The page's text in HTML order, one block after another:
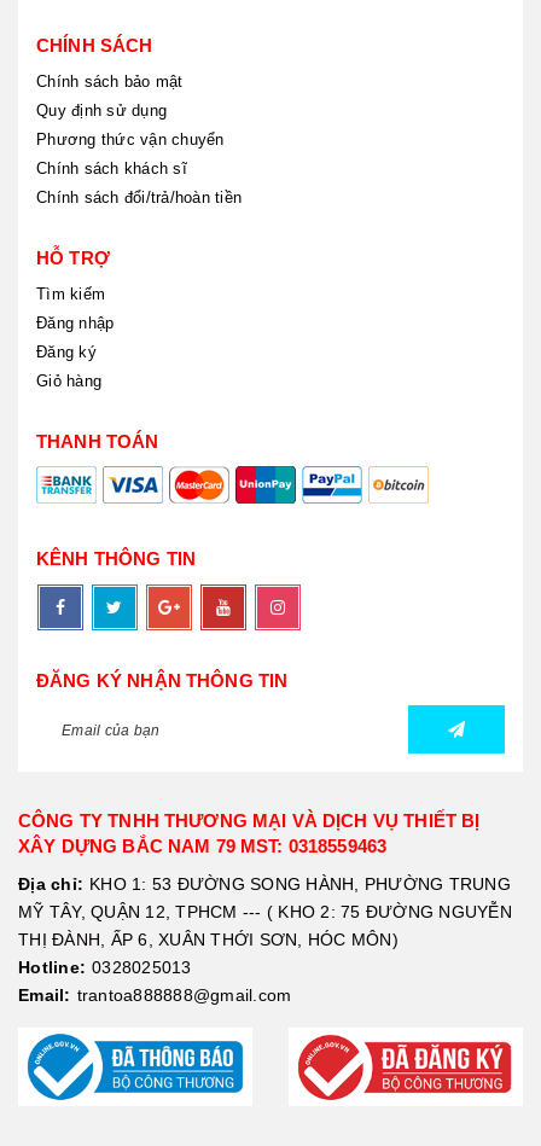
CHÍNH SÁCH
Chính sách bảo mật
Quy định sử dụng
Phương thức vận chuyển
Chính sách khách sĩ
Chính sách đổi/trả/hoàn tiền
HỖ TRỢ
Tìm kiếm
Đăng nhập
Đăng ký
Giỏ hàng
THANH TOÁN
KÊNH THÔNG TIN
ĐĂNG KÝ NHẬN THÔNG TIN
CÔNG TY TNHH THƯƠNG MẠI VÀ DỊCH VỤ THIẾT BỊ
XÂY DỰNG BẮC NAM 79 MST: 0318559463
Địa chỉ: KHO 1: 53 ĐƯỜNG SONG HÀNH, PHƯỜNG TRUNG
MỸ TÂY, QUẬN 12, TPHCM --- ( KHO 2: 75 ĐƯỜNG NGUYỄN
THỊ ĐÀNH, ẤP 6, XUÂN THỚI SƠN, HÓC MÔN)
Hotline: 0328025013
Email: trantoa888888@gmail.com